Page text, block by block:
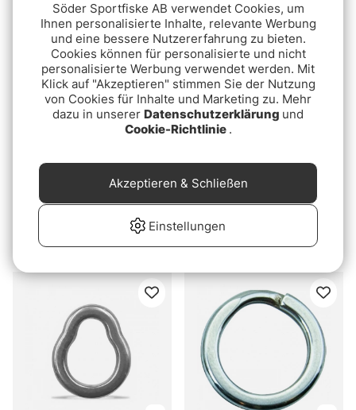
BKK Solid Ring-51
Bewertung:
Svartzonker Power Split
Rings (50pcs)
ab €11.90
Söder Sportfiske AB verwendet Cookies, um
Ihnen personalisierte Inhalte, relevante Werbung
und eine bessere Nutzererfahrung zu bieten.
Cookies können für personalisierte und nicht
personalisierte Werbung verwendet werden. Mit
Klick auf "Akzeptieren" stimmen Sie der Nutzung
von Cookies für Inhalte und Marketing zu. Mehr
dazu in unserer Datenschutzerklärung und
Cookie-Richtlinie .
Einstellungen
Akzeptieren & Schließen